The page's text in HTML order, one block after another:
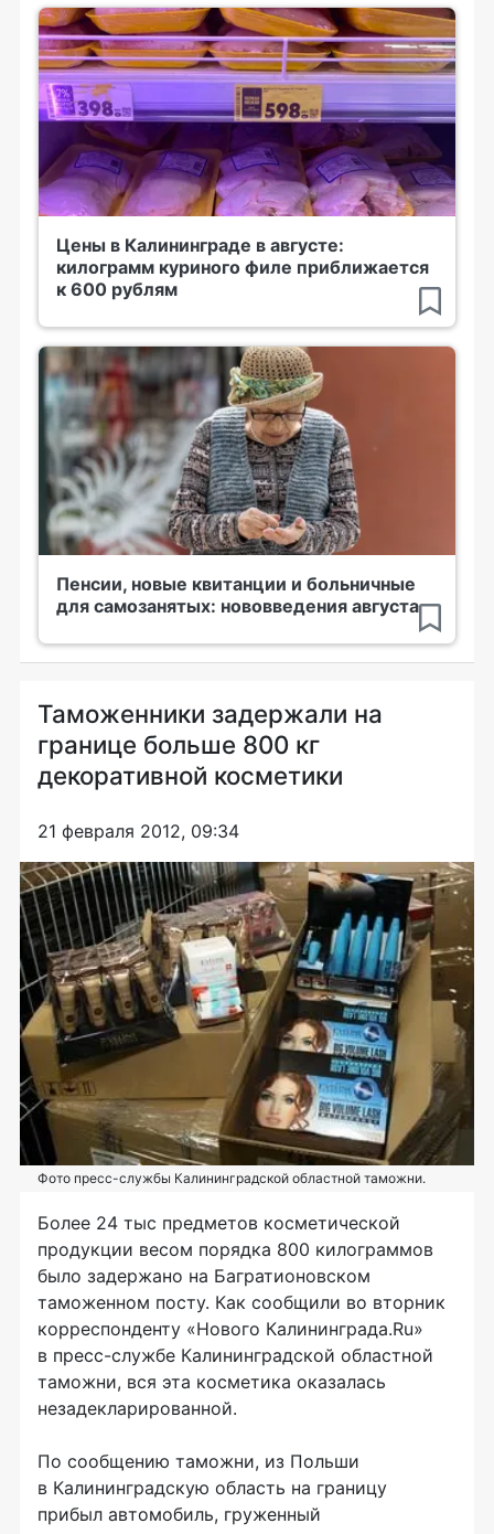
Цены в Калининграде в августе:
килограмм куриного филе приближается
к 600 рублям
Пенсии, новые квитанции и больничные
для самозанятых: нововведения августа
Таможенники задержали на
границе больше 800 кг
декоративной косметики
21 февраля 2012, 09:34
Фото пресс-службы Калининградской областной таможни.
Более 24 тыс предметов косметической
продукции весом порядка 800 килограммов
было задержано на Багратионовском
таможенном посту. Как сообщили во вторник
корреспонденту «Нового Калининграда.Ru»
в пресс-службе Калининградской областной
таможни, вся эта косметика оказалась
незадекларированной.
По сообщению таможни, из Польши
в Калининградскую область на границу
прибыл автомобиль, груженный